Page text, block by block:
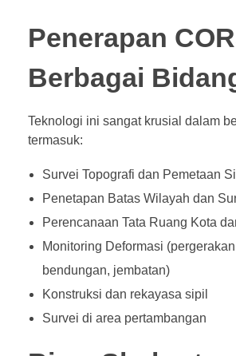
Penerapan
Berbagai
Teknologi ini sangat krusial dalam
termasuk:
Survei Topografi dan Pemetaan
Penetapan Batas Wilayah dan
Perencanaan Tata Ruang Kota
Monitoring Deformasi
bendungan, jembatan)
Konstruksi dan rekayasa sipil
Survei di area pertambangan